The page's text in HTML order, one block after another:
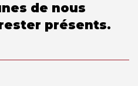
de nous
présents.